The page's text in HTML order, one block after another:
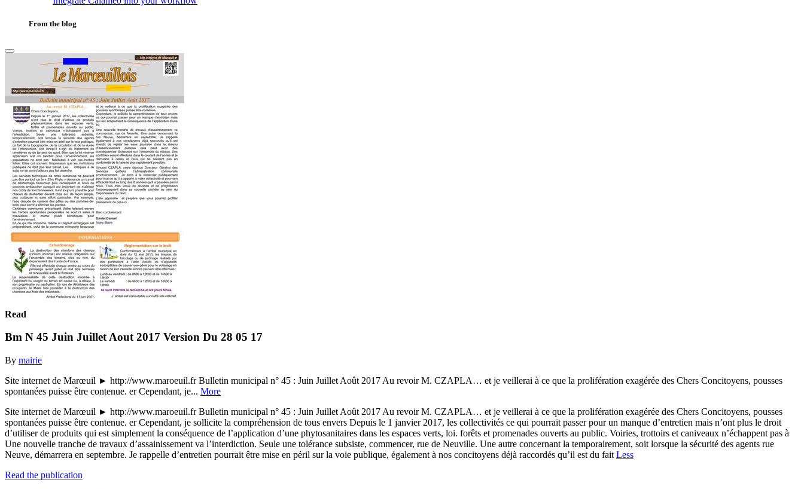
From the blog
Read
Bm N 45 Juin Juillet Aout 2017 Version Du 28 05 17
By mairie
Site internet de Marœuil ► http://www.maroeuil.fr Bulletin municipal n° 45 : Juin Juillet Août 2017 Au revoir M. CZAPLA… et je veillerai à ce que la prolifération exagérée des Chers Concitoyens, pousses
spontanées puisse être contenue. er Cependant, je... More
Site internet de Marœuil ► http://www.maroeuil.fr Bulletin municipal n° 45 : Juin Juillet Août 2017 Au revoir M. CZAPLA… et je veillerai à ce que la prolifération exagérée des Chers Concitoyens, pousses
spontanées puisse être contenue. er Cependant, je sollicite la compréhension de tous envers Depuis le 1 janvier 2017, les collectivités ce qui pourrait passer pour un manque d’entretien mais n’ont plus le droit
d’utiliser de produits qui est simplement la conséquence de l’application d’une phytosanitaires dans les espaces verts, loi. forêts et promenades ouverts au public. Voiries, trottoirs et caniveaux n’échappent pas à
Une nouvelle tranche de travaux d’assainissement va l’interdiction. Seule une tolérance subsiste, commencer, rue de Neuville. Une autre concernant la temporairement, soit lorsque la sécurité des agents rue
Neuve, démarrera en septembre. Je rappelle d’entretien pourrait être mise en péril sur la voie publique, également à nos concitoyens déjà raccordés qu’il est du fait Less
Read the publication